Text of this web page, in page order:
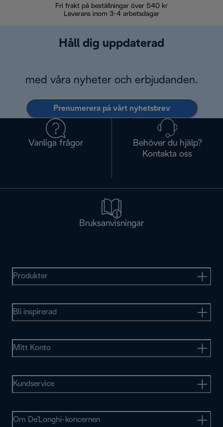
Fri frakt på beställningar över 540 kr
Leverans inom 3-4 arbetsdagar
Håll dig uppdaterad
med våra nyheter och erbjudanden.
Prenumerera på vårt nyhetsbrev
Vanliga frågor
Behöver du hjälp?
Kontakta oss
Bruksanvisningar
Produkter
Bli inspirerad
Mitt Konto
Kundservice
Om De'Longhi-koncernen